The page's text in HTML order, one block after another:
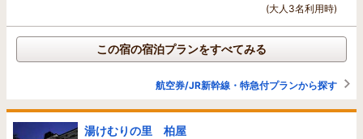
(大人3名利用時)
この宿の宿泊プランをすべてみる
航空券/JR新幹線・特急付プランから探す
湯けむりの里 柏屋